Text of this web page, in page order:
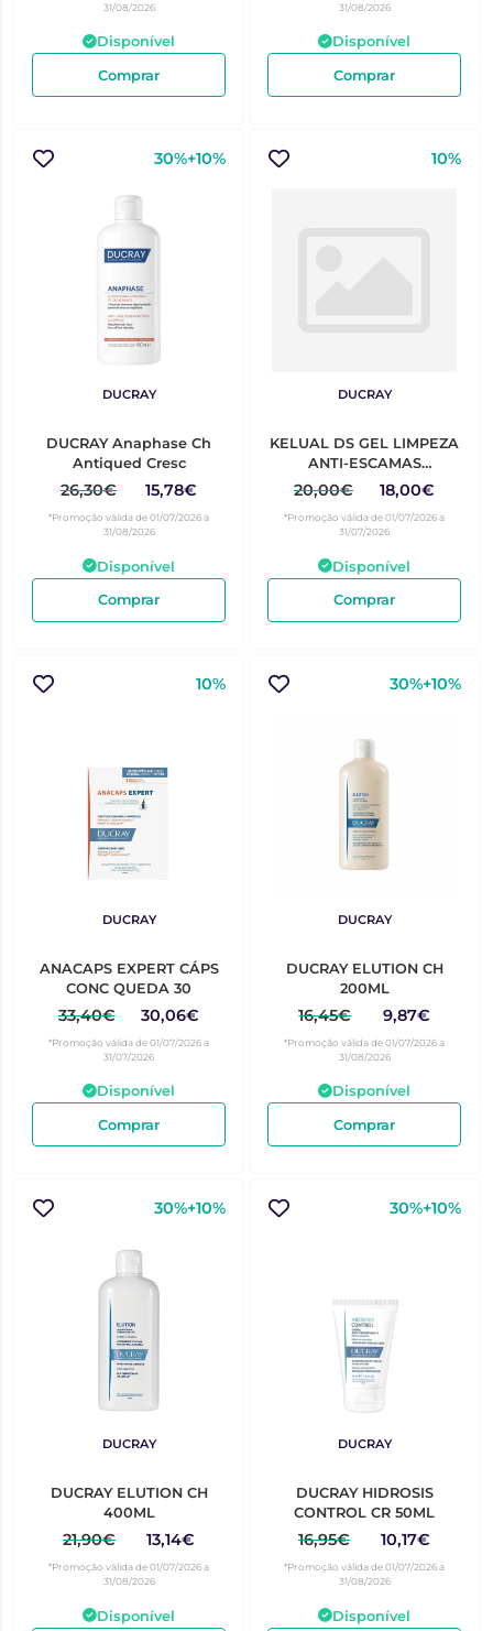
31/08/2026
Disponível
Comprar
31/08/2026
Disponível
Comprar
30%+10%
DUCRAY
DUCRAY Anaphase Ch
Antiqued Cresc
26,30€ 15,78€
*Promoção válida de 01/07/2026 a
31/08/2026
Disponível
Comprar
10%
DUCRAY
KELUAL DS GEL LIMPEZA
ANTI-ESCAMAS
ROSTO/CORPO 200ML
20,00€ 18,00€
*Promoção válida de 01/07/2026 a
31/07/2026
Disponível
Comprar
10%
DUCRAY
ANACAPS EXPERT CÁPS
CONC QUEDA 30
33,40€ 30,06€
*Promoção válida de 01/07/2026 a
31/07/2026
Disponível
Comprar
30%+10%
DUCRAY
DUCRAY ELUTION CH
200ML
16,45€ 9,87€
*Promoção válida de 01/07/2026 a
31/08/2026
Disponível
Comprar
30%+10%
DUCRAY
DUCRAY ELUTION CH
400ML
21,90€ 13,14€
*Promoção válida de 01/07/2026 a
31/08/2026
Disponível
30%+10%
DUCRAY
DUCRAY HIDROSIS
CONTROL CR 50ML
16,95€ 10,17€
*Promoção válida de 01/07/2026 a
31/08/2026
Disponível